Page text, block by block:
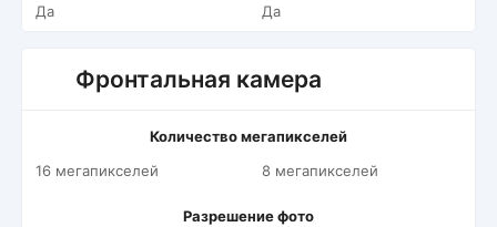
Да
Да
Фронтальная камера
Количество мегапикселей
16 мегапикселей
8 мегапикселей
Разрешение фото